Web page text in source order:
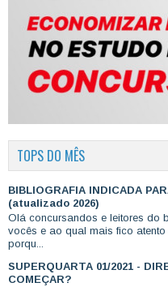
TOPS DO MÊS
BIBLIOGRAFIA INDICADA
(atualizado 2026)
Olá concursandos e leitores do
vocês e ao qual mais fico
porqu...
SUPERQUARTA 01/2021 -
COMEÇAR?